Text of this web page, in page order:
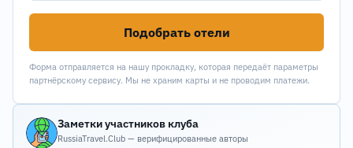
Подобрать отели
Форма отправляется на нашу прокладку, которая передаёт параметры
партнёрскому сервису. Мы не храним карты и не проводим платежи.
Заметки участников клуба
RussiaTravel.Club — верифицированные авторы